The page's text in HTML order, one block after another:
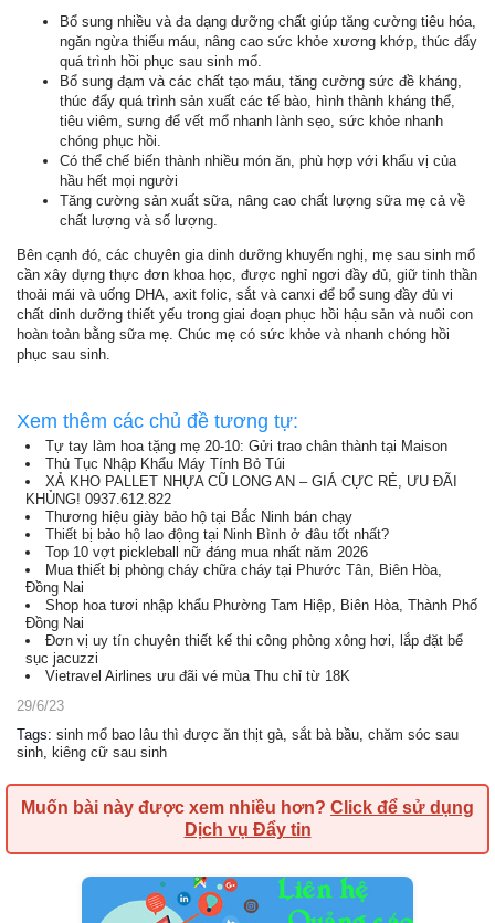
Bổ sung nhiều và đa dạng dưỡng chất giúp tăng cường tiêu hóa,
ngăn ngừa thiếu máu, nâng cao sức khỏe xương khớp, thúc đẩy
quá trình hồi phục sau sinh mổ.
Bổ sung đạm và các chất tạo máu, tăng cường sức đề kháng,
thúc đẩy quá trình sản xuất các tế bào, hình thành kháng thể,
tiêu viêm, sưng để vết mổ nhanh lành sẹo, sức khỏe nhanh
chóng phục hồi.
Có thể chế biến thành nhiều món ăn, phù hợp với khẩu vị của
hầu hết mọi người
Tăng cường sản xuất sữa, nâng cao chất lượng sữa mẹ cả về
chất lượng và số lượng.
Bên cạnh đó, các chuyên gia dinh dưỡng khuyến nghị, mẹ sau sinh mổ
cần xây dựng thực đơn khoa học, được nghỉ ngơi đầy đủ, giữ tinh thần
thoải mái và uống DHA, axit folic, sắt và canxi để bổ sung đầy đủ vi
chất dinh dưỡng thiết yếu trong giai đoạn phục hồi hậu sản và nuôi con
hoàn toàn bằng sữa mẹ. Chúc mẹ có sức khỏe và nhanh chóng hồi
phục sau sinh.
Xem thêm các chủ đề tương tự:
Tự tay làm hoa tặng mẹ 20-10: Gửi trao chân thành tại Maison
Thủ Tục Nhập Khẩu Máy Tính Bỏ Túi
XẢ KHO PALLET NHỰA CŨ LONG AN – GIÁ CỰC RẺ, ƯU ĐÃI
KHỦNG! 0937.612.822
Thương hiệu giày bảo hộ tại Bắc Ninh bán chạy
Thiết bị bảo hộ lao động tại Ninh Bình ở đâu tốt nhất?
Top 10 vợt pickleball nữ đáng mua nhất năm 2026
Mua thiết bị phòng cháy chữa cháy tại Phước Tân, Biên Hòa,
Đồng Nai
Shop hoa tươi nhập khẩu Phường Tam Hiệp, Biên Hòa, Thành Phố
Đồng Nai
Đơn vị uy tín chuyên thiết kế thi công phòng xông hơi, lắp đặt bể
sục jacuzzi
Vietravel Airlines ưu đãi vé mùa Thu chỉ từ 18K
29/6/23
Tags: sinh mổ bao lâu thì được ăn thịt gà, sắt bà bầu, chăm sóc sau
sinh, kiêng cữ sau sinh
Muốn bài này được xem nhiều hơn? Click để sử dụng
Dịch vụ Đẩy tin